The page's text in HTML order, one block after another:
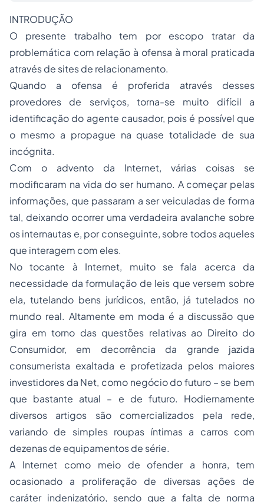
INTRODUÇÃO
O presente trabalho tem por escopo tratar da
problemática com relação à ofensa à moral praticada
através de sites de relacionamento.
Quando a ofensa é proferida através desses
provedores de serviços, torna-se muito difícil a
identificação do agente causador, pois é possível que
o mesmo a propague na quase totalidade de sua
incógnita.
Com o advento da Internet, várias coisas se
modificaram na vida do ser humano. A começar pelas
informações, que passaram a ser veiculadas de forma
tal, deixando ocorrer uma verdadeira avalanche sobre
os internautas e, por conseguinte, sobre todos aqueles
que interagem com eles.
No tocante à Internet, muito se fala acerca da
necessidade da formulação de leis que versem sobre
ela, tutelando bens jurídicos, então, já tutelados no
mundo real. Altamente em moda é a discussão que
gira em torno das questões relativas ao Direito do
Consumidor, em decorrência da grande jazida
consumerista exaltada e profetizada pelos maiores
investidores da Net, como negócio do futuro – se bem
que bastante atual – e de futuro. Hodiernamente
diversos artigos são comercializados pela rede,
variando de simples roupas íntimas a carros com
dezenas de equipamentos de série.
A Internet como meio de ofender a honra, tem
ocasionado a proliferação de diversas ações de
caráter indenizatório, sendo que a falta de norma